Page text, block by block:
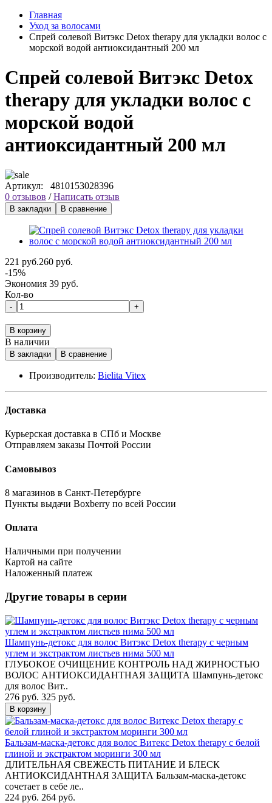
Главная
Уход за волосами
Спрей солевой Витэкс Detox therapy для укладки волос с
морской водой антиоксидантный 200 мл
Спрей солевой Витэкс Detox
therapy для укладки волос с
морской водой
антиоксидантный 200 мл
Артикул: 4810153028396
0 отзывов /Написать отзыв
В закладки В сравнение
221 руб.260 руб.
-15%
Экономия 39 руб.
Кол-во
- +
В корзину
В наличии
В закладки В сравнение
Производитель: Bielita Vitex
Доставка
Курьерская доставка в СПб и Москве
Отправляем заказы Почтой России
Самовывоз
8 магазинов в Санкт-Петербурге
Пункты выдачи Boxberry по всей России
Оплата
Наличными при получении
Картой на сайте
Наложенный платеж
Другие товары в серии
Шампунь-детокс для волос Витэкс Detox therapy с черным
углем и экстрактом листьев нима 500 мл
ГЛУБОКОЕ ОЧИЩЕНИЕ КОНТРОЛЬ НАД ЖИРНОСТЬЮ
ВОЛОС АНТИОКСИДАНТНАЯ ЗАЩИТА Шампунь-детокс
для волос Вит..
276 руб. 325 руб.
В корзину
Бальзам-маска-детокс для волос Витекс Detox therapy с белой
глиной и экстрактом моринги 300 мл
ДЛИТЕЛЬНАЯ СВЕЖЕСТЬ ПИТАНИЕ И БЛЕСК
АНТИОКСИДАНТНАЯ ЗАЩИТА Бальзам-маска-детокс
сочетает в себе ле..
224 руб. 264 руб.